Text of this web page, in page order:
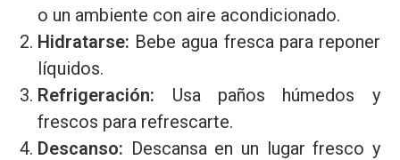
o un ambiente con aire acondicionado.
Hidratarse: Bebe agua fresca para reponer
líquidos.
Refrigeración: Usa paños húmedos y
frescos para refrescarte.
Descanso: Descansa en un lugar fresco y